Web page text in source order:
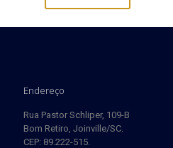
Endereço
Rua Pastor Schliper, 109-B
Bom Retiro, Joinville/SC.
CEP: 89.222-515.